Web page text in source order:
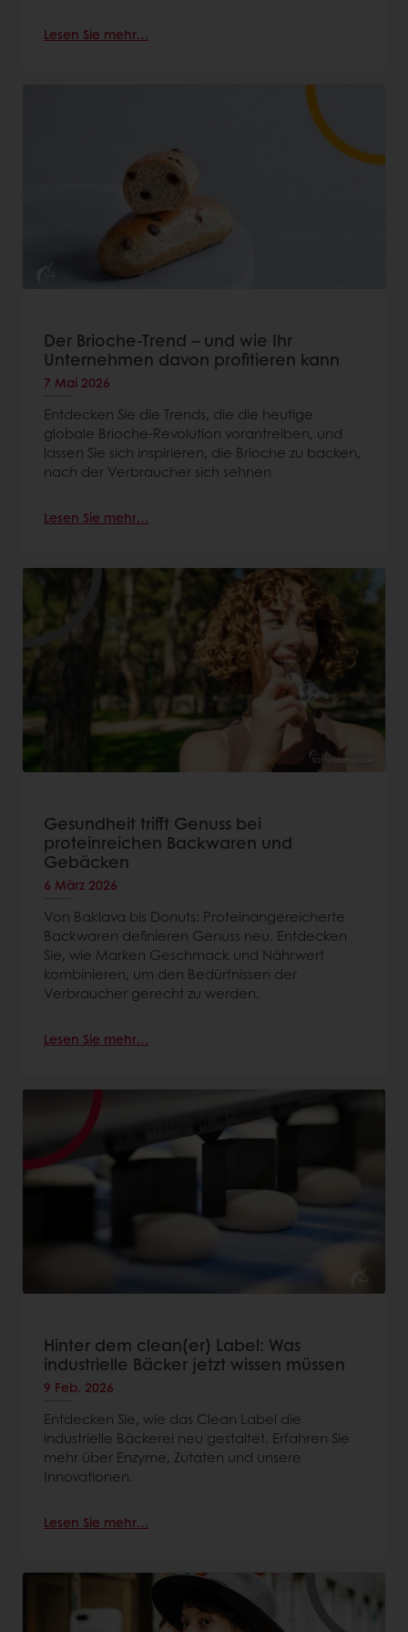
Lesen Sie mehr…
Der Brioche-Trend – und wie Ihr
Unternehmen davon profitieren kann
7 Mai 2026
Entdecken Sie die Trends, die die heutige
globale Brioche‑Revolution vorantreiben, und
lassen Sie sich inspirieren, die Brioche zu backen,
nach der Verbraucher sich sehnen
Lesen Sie mehr…
Gesundheit trifft Genuss bei
proteinreichen Backwaren und
Gebäcken
6 März 2026
Von Baklava bis Donuts: Proteinangereicherte
Backwaren definieren Genuss neu. Entdecken
Sie, wie Marken Geschmack und Nährwert
kombinieren, um den Bedürfnissen der
Verbraucher gerecht zu werden.
Lesen Sie mehr…
Hinter dem clean(er) Label: Was
industrielle Bäcker jetzt wissen müssen
9 Feb. 2026
Entdecken Sie, wie das Clean Label die
industrielle Bäckerei neu gestaltet. Erfahren Sie
mehr über Enzyme, Zutaten und unsere
Innovationen.
Lesen Sie mehr…